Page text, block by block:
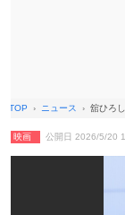
TOP ニュース 舘ひろ
映画 公開日 2026/5/20